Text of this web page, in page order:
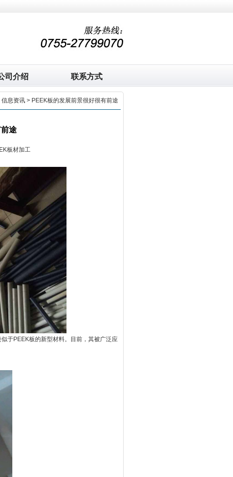
司介绍 联系方式
信息资讯 > PEEK板的发展前景很好很有前途
途
板材加工
于PEEK板的新型材料。目前，其被广泛应